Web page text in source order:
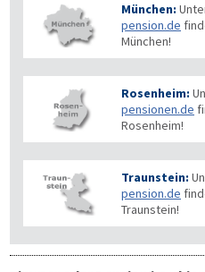
München:
pension.de
München!
Rosenheim:
pensionen.de
Rosenheim!
Traunstein:
pension.de
Traunstein!